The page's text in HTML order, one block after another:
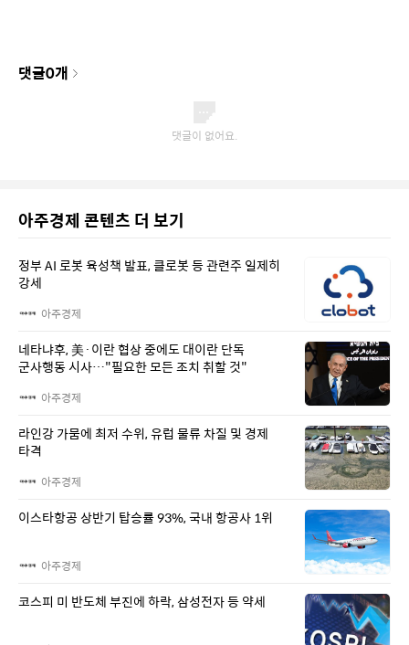
댓글0개
아주경제 콘텐츠 더 보기
정부 AI 로봇 육성책 발표, 클로봇 등 관련주 일제히
강세
아주경제
네타냐후, 美·이란 협상 중에도 대이란 단독
군사행동 시사…"필요한 모든 조치 취할 것"
아주경제
라인강 가뭄에 최저 수위, 유럽 물류 차질 및 경제
타격
아주경제
이스타항공 상반기 탑승률 93%, 국내 항공사 1위
아주경제
코스피 미 반도체 부진에 하락, 삼성전자 등 약세